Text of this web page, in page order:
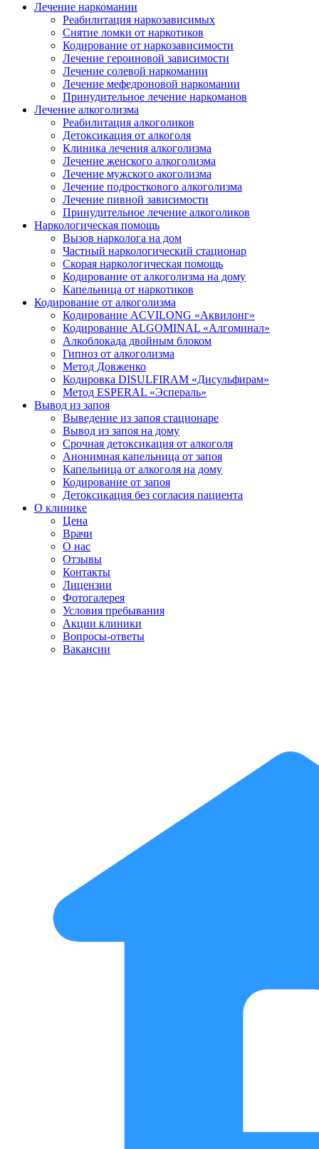
Лечение наркомании
Реабилитация наркозависимых
Снятие ломки от наркотиков
Кодирование от наркозависимости
Лечение героиновой зависимости
Лечение солевой наркомании
Лечение мефедроновой наркомании
Принудительное лечение наркоманов
Лечение алкоголизма
Реабилитация алкоголиков
Детоксикация от алкоголя
Клиника лечения алкоголизма
Лечение женского алкоголизма
Лечение мужского акоголизма
Лечение подросткового алкоголизма
Лечение пивной зависимости
Принудительное лечение алкоголиков
Наркологическая помощь
Вызов нарколога на дом
Частный наркологический стационар
Скорая наркологическая помощь
Кодирование от алкоголизма на дому
Капельница от наркотиков
Кодирование от алкоголизма
Кодирование ACVILONG «Аквилонг»
Кодирование ALGOMINAL «Алгоминал»
Алкоблокада двойным блоком
Гипноз от алкоголизма
Метод Довженко
Кодировка DISULFIRAM «Дисульфирам»
Метод ESPERAL «Эспераль»
Вывод из запоя
Выведение из запоя стационаре
Вывод из запоя на дому
Срочная детоксикация от алкоголя
Анонимная капельница от запоя
Капельница от алкоголя на дому
Кодирование от запоя
Детоксикация без согласия пациента
О клинике
Цена
Врачи
О нас
Отзывы
Контакты
Лицензии
Фотогалерея
Условия пребывания
Акции клиники
Вопросы-ответы
Вакансии